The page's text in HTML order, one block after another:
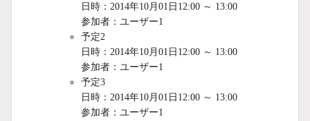
日時：2014年10月01日12:00 ～ 13:00
参加者：ユーザー1
予定2
日時：2014年10月01日12:00 ～ 13:00
参加者：ユーザー1
予定3
日時：2014年10月01日12:00 ～ 13:00
参加者：ユーザー1